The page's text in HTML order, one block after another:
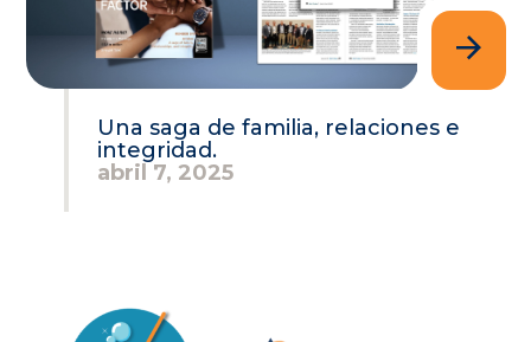
Una saga de familia, relaciones e
integridad.
abril 7, 2025